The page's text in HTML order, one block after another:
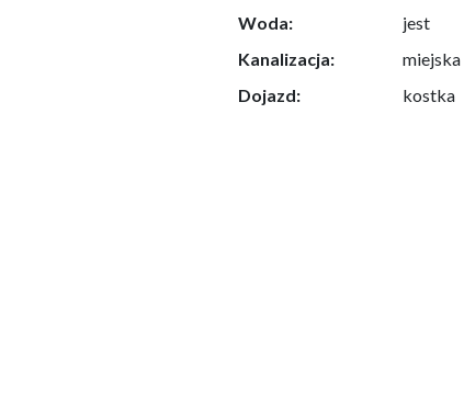
Woda:
jest
Kanalizacja:
miejska
Dojazd:
kostka